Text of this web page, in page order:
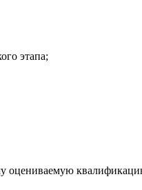
этапа;
оцениваемую